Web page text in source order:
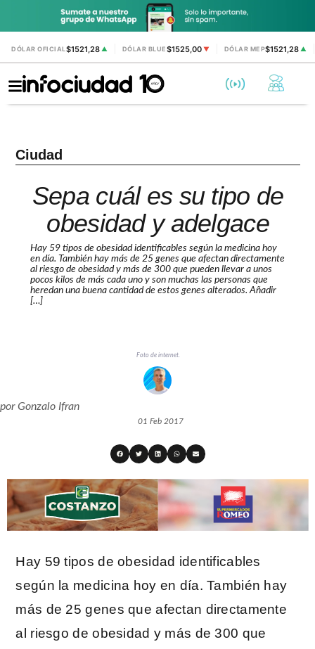
DÓLAR OFICIAL$1521,28 ▲ DÓLAR BLUE$1525,00 ▼ DÓLAR MEP$1521,28▲
Ciudad
Sepa cuál es su tipo de
obesidad y adelgace
Hay 59 tipos de obesidad identificables según la medicina hoy
en día. También hay más de 25 genes que afectan directamente
al riesgo de obesidad y más de 300 que pueden llevar a unos
pocos kilos de más cada uno y son muchas las personas que
heredan una buena cantidad de estos genes alterados. Añadir
[…]
Foto de internet.
porGonzalo Ifran
01 Feb 2017
Hay 59 tipos de obesidad identificables
según la medicina hoy en día. También hay
más de 25 genes que afectan directamente
al riesgo de obesidad y más de 300 que